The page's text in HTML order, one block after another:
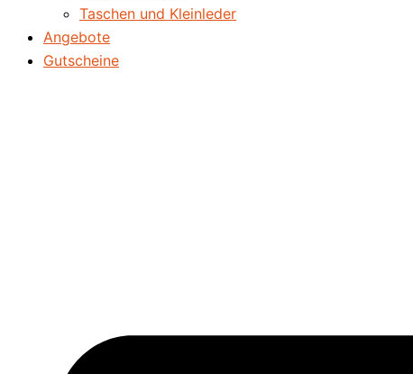
Taschen und Kleinleder
Angebote
Gutscheine